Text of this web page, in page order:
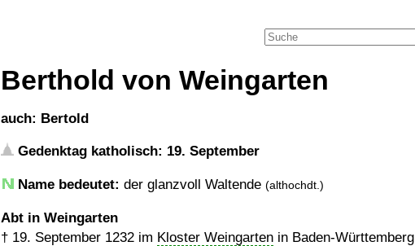
Berthold von Weingarten
auch: Bertold
Gedenktag katholisch: 19. September
Name bedeutet: der glanzvoll Waltende (althochdt.)
Abt in Weingarten
† 19. September 1232 im Kloster Weingarten in Baden-Württemberg